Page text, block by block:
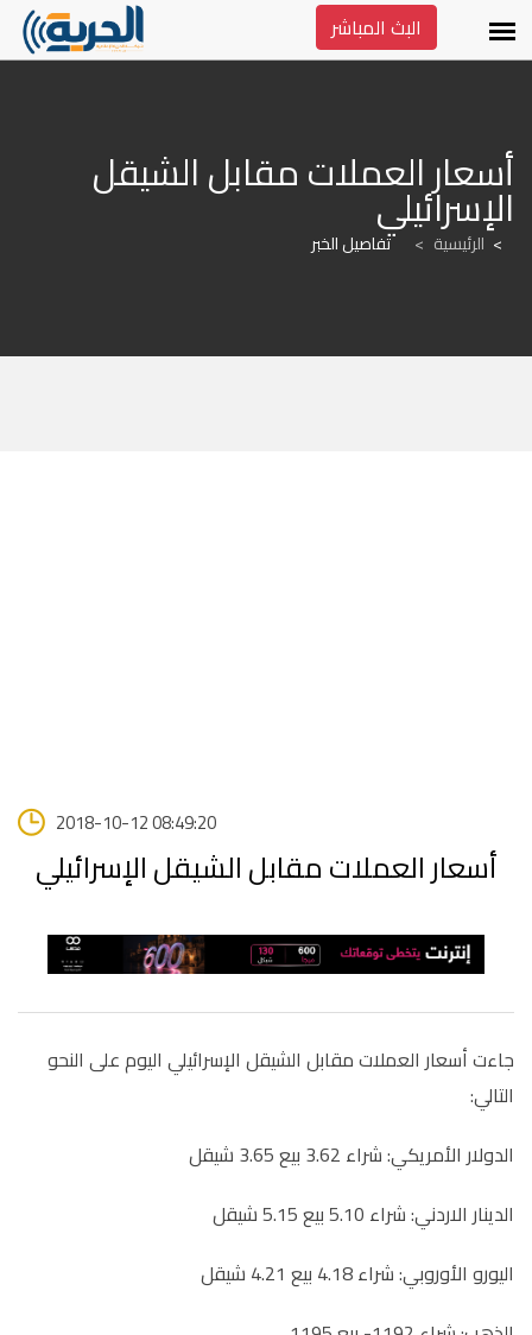
البث المباشر
الإسرائيلي
الرئيسية > تفاصيل الخبر
2018-10-12 08:49:20
أسعار العملات مقابل الشيقل الإسرائيلي
جاءت أسعار العملات مقابل الشيقل الإسرائيلي اليوم على النحو
التالي:
الدولار الأمريكي: شراء 3.62 بيع 3.65 شيقل
الدينار الاردني: شراء 5.10 بيع 5.15 شيقل
اليورو الأوروبي: شراء 4.18 بيع 4.21 شيقل